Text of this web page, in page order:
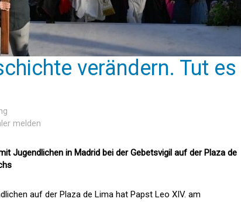
verändern. Tut es
melden
Jugendlichen in Madrid bei der Gebetsvigil auf der Plaza de
auf der Plaza de Lima hat Papst Leo XIV. am